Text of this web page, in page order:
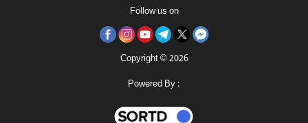
Follow us on
Copyright © 2026
Powered By :